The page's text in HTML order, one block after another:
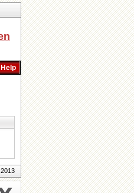
Help